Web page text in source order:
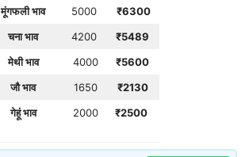
मूंगफली भाव
5000
₹6300
चना भाव
4200 ₹5489
मेथी भाव
4000 ₹5600
जौ भाव
1650 ₹2130
गेहूं भाव
2000 ₹2500